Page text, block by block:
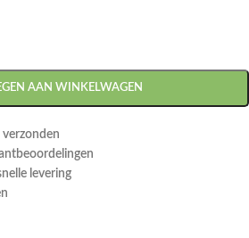
AAN WINKELWAGEN
levering